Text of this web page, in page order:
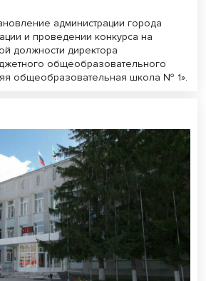
администрации города
и проведении конкурса на
должности директора
общеобразовательного
общеобразовательная школа № 1».